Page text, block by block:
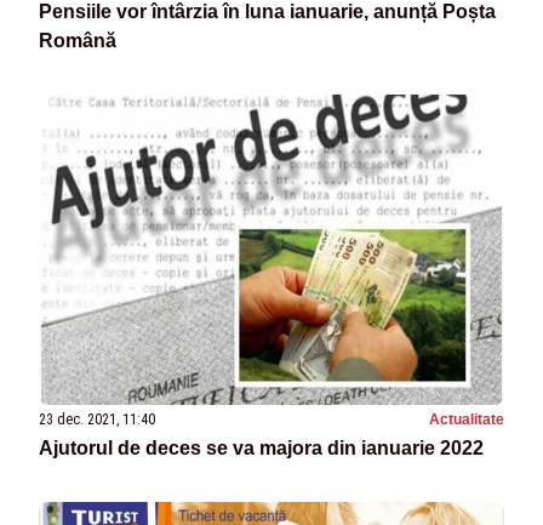
Pensiile vor întârzia în luna ianuarie, anunță Poșta
Română
23 dec. 2021, 11:40 Actualitate
Ajutorul de deces se va majora din ianuarie 2022